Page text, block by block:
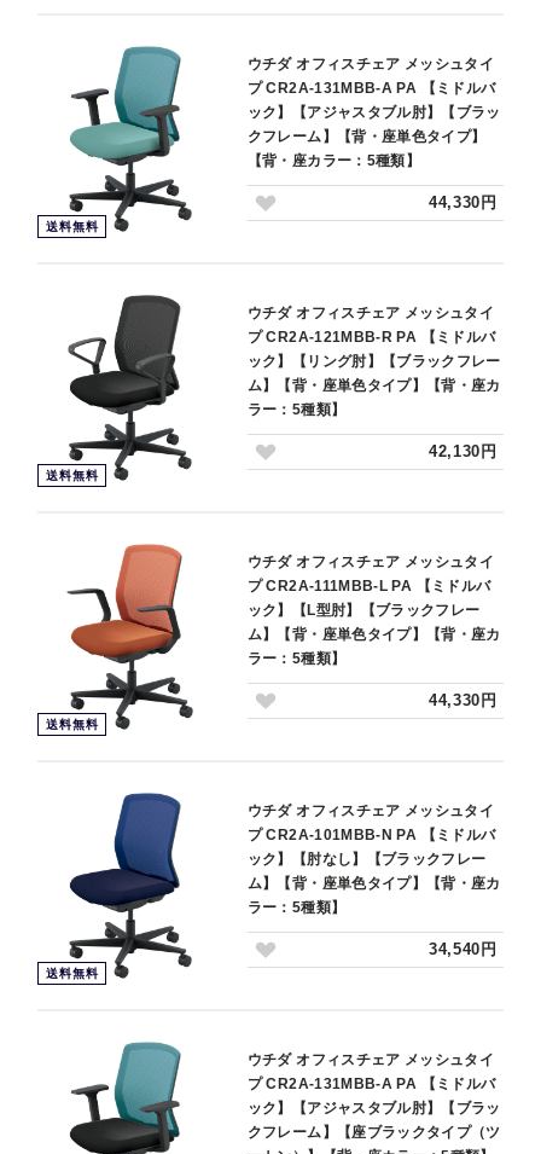
送料無料
ウチダ オフィスチェア メッシュタイ
プ CR2A-131MBB-A PA 【ミドルバ
ック】【アジャスタブル肘】【ブラッ
クフレーム】【背・座単色タイプ】
【背・座カラー：5種類】
44,330円
送料無料
ウチダ オフィスチェア メッシュタイ
プ CR2A-121MBB-R PA 【ミドルバ
ック】【リング肘】【ブラックフレー
ム】【背・座単色タイプ】【背・座カ
ラー：5種類】
42,130円
送料無料
ウチダ オフィスチェア メッシュタイ
プ CR2A-111MBB-L PA 【ミドルバ
ック】【L型肘】【ブラックフレー
ム】【背・座単色タイプ】【背・座カ
ラー：5種類】
44,330円
送料無料
ウチダ オフィスチェア メッシュタイ
プ CR2A-101MBB-N PA 【ミドルバ
ック】【肘なし】【ブラックフレー
ム】【背・座単色タイプ】【背・座カ
ラー：5種類】
34,540円
ウチダ オフィスチェア メッシュタイ
プ CR2A-131MBB-A PA 【ミドルバ
ック】【アジャスタブル肘】【ブラッ
クフレーム】【座ブラックタイプ（ツ